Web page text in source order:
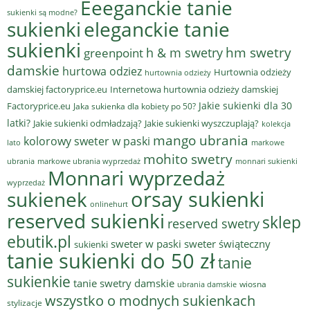
sukienki są modne? Eeeganckie tanie
sukienkieleganckie tanie
sukienki greenpoint h & m swetry hm swetry
damskie hurtowa odziez hurtownia odzieży Hurtownia odzieży
damskiej factoryprice.eu Internetowa hurtownia odzieży damskiej
Factoryprice.eu Jaka sukienka dla kobiety po 50? Jakie sukienki dla 30
latki? Jakie sukienki odmładzają? Jakie sukienki wyszczuplają? kolekcja
lato kolorowy sweter w paski mango ubrania markowe
ubrania markowe ubrania wyprzedaż mohito swetry monnari sukienki
wyprzedaż Monnari wyprzedaż
sukienek onlinehurt orsay sukienki
reserved sukienki reserved swetry sklep
ebutik.pl sukienki sweter w paski sweter świąteczny
tanie sukienki do 50 złtanie
sukienkie tanie swetry damskie ubrania damskie wiosna
stylizacje wszystko o modnych sukienkach